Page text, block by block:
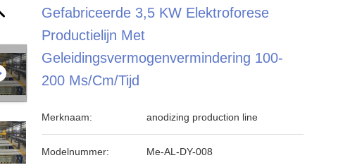
Gefabriceerde 3,5 KW Elektroforese
Productielijn Met
Geleidingsvermogenvermindering 100-
200 Μs/cm/tijd
Merknaam: anodizing production line
Modelnummer: Me-AL-DY-008